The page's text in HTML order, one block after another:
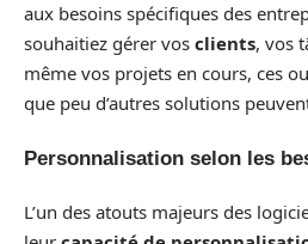
aux besoins spécifiques des
souhaitiez gérer vos clients, vos
même vos projets en cours, ces
que peu d’autres solutions
Personnalisation selon les
L’un des atouts majeurs des